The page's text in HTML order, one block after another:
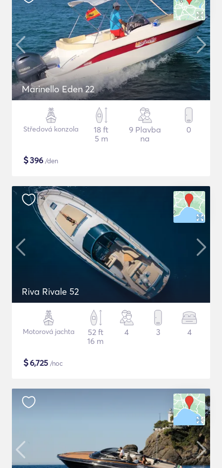
Marinello Eden 22
Středová konzola
18 ft
5 m
9 Plavba
na
0
$396 /den
Riva Rivale 52
Motorová jachta
52 ft
16 m
4 3 4
$6,725 /noc